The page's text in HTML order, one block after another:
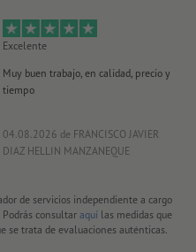
Excelente
Muy buen trabajo, en calidad, precio y
tiempo
04.08.2026 de FRANCISCO JAVIER
DIAZ HELLIN MANZANEQUE
de servicios independiente a cargo
consultar aquílas medidas que
se trata de evaluaciones auténticas.